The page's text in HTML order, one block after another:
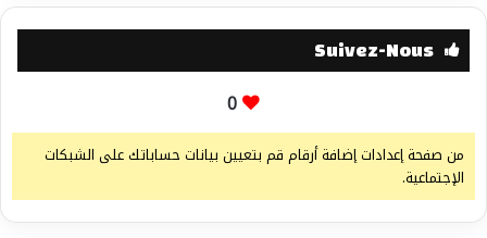
Suivez-Nous
0
من صفحة إعدادات إضافة أرقام قم بتعيين بيانات حساباتك على الشبكات
الإجتماعية.